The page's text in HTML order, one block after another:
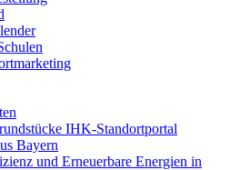
IHK-Standortportal
Bayern
und Erneuerbare Energien in